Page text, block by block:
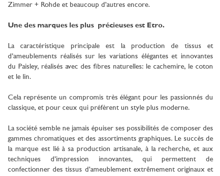
Zimmer + Rohde et beaucoup d’autres encore.
Une des marques les plus précieuses est Etro.
La caractéristique principale est la production de tissus et
d’ameublements réalisés sur les variations élégantes et innovantes
du Paisley, réalisés avec des fibres naturelles: le cachemire, le coton
et le lin.
Cela représente un compromis très élégant pour les passionnés du
classique, et pour ceux qui préfèrent un style plus moderne.
La société semble ne jamais épuiser ses possibilités de composer des
gammes chromatiques et des assortiments graphiques. Le succès de
la marque est lié à sa production artisanale, à la recherche, et aux
techniques d’impression innovantes, qui permettent de
confectionner des tissus d’ameublement extrêmement originaux et